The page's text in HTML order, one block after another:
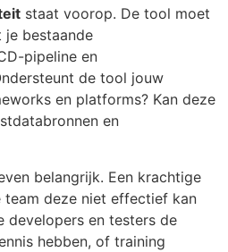
staat voorop. De tool moet
je bestaande
pipeline en
de tool jouw
en platforms? Kan deze
en
belangrijk. Een krachtige
deze niet effectief kan
developers en testers de
hebben, of training